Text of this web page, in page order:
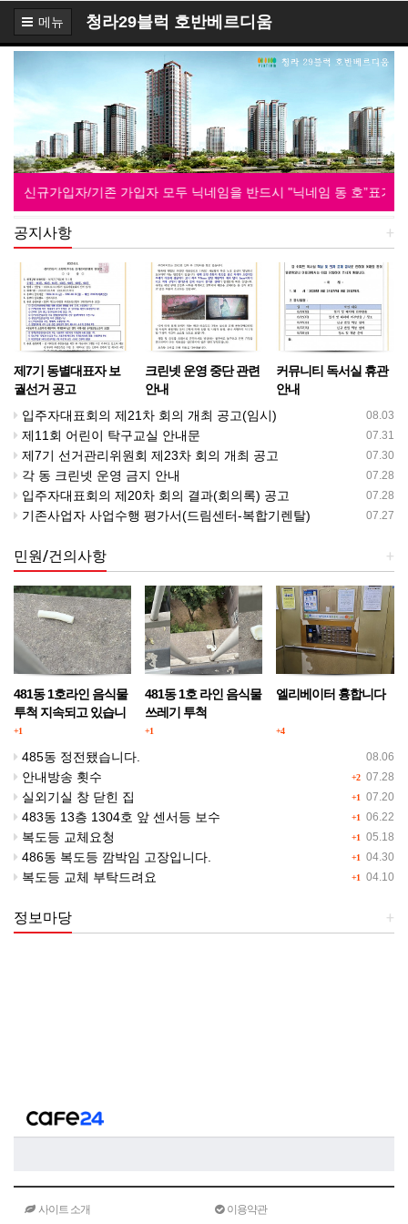
메뉴 청라29블럭 호반베르디움
신규가입자/기존 가입자 모두 닉네임을 반드시 "닉네임 동 호”표기
+
공지사항
제7기 동별대표자 보
궐선거 공고
크린넷 운영 중단 관련
안내
커뮤니티 독서실 휴관
안내
08.03
입주자대표회의 제21차 회의 개최 공고(임시)
07.31
제11회 어린이 탁구교실 안내문
07.30
제7기 선거관리위원회 제23차 회의 개최 공고
07.28
각 동 크린넷 운영 금지 안내
07.28
입주자대표회의 제20차 회의 결과(회의록) 공고
07.27
기존사업자 사업수행 평가서(드림센터-복합기렌탈)
+
민원/건의사항
481동 1호라인 음식물
투척 지속되고 있습니
다.
+1
481동 1호 라인 음식물
쓰레기 투척
+1
엘리베이터 흉합니다
+4
08.06
485동 정전됐습니다.
+2 07.28
안내방송 횟수
+1 07.20
실외기실 창 닫힌 집
+1 06.22
483동 13층 1304호 앞 센서등 보수
+1 05.18
복도등 교체요청
+1 04.30
486동 복도등 깜박임 고장입니다.
+1 04.10
복도등 교체 부탁드려요
+
정보마당
사이트 소개 이용약관